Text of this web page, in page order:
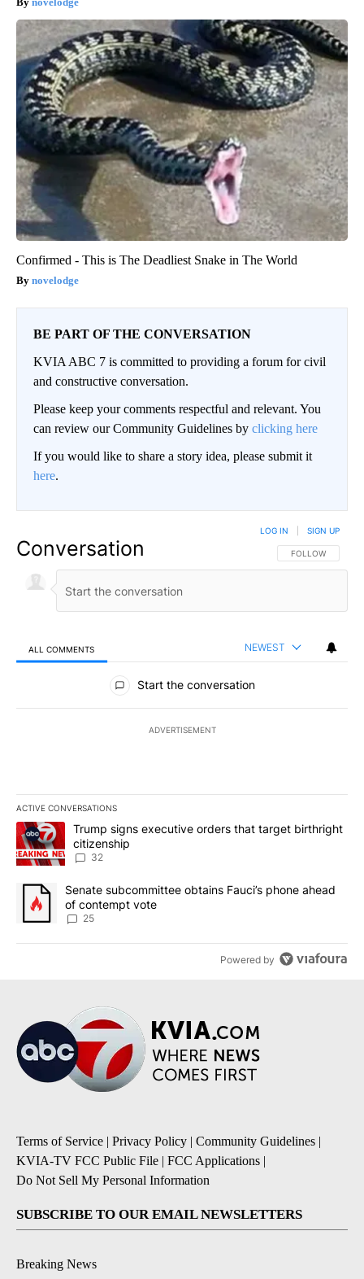
Confirmed - This is The Deadliest Snake in The World
novelodge
BE PART OF THE CONVERSATION
KVIA ABC 7 is committed to providing a forum for civil
and constructive conversation.
Please keep your comments respectful and relevant. You
can review our Community Guidelines by clicking here
If you would like to share a story idea, please submit it
here.
Conversation FOLLOW THIS
FOLLOW
LOG IN SIGN UP
ALL COMMENTS NEWEST
All Comments
Start the conversation
ADVERTISEMENT
ACTIVE CONVERSATIONS
The following is a list of the most commented articles in the last
A trending article titled "Trump signs executive orders that
Trump signs executive orders that target birthright
citizenship
32
A trending article titled "Senate subcommittee obtains Fauci’s
Senate subcommittee obtains Fauci’s phone ahead
of contempt vote
25
Powered by
Terms of Service | Privacy Policy | Community Guidelines |
KVIA-TV FCC Public File | FCC Applications |
Do Not Sell My Personal Information
SUBSCRIBE TO OUR EMAIL NEWSLETTERS
Breaking News